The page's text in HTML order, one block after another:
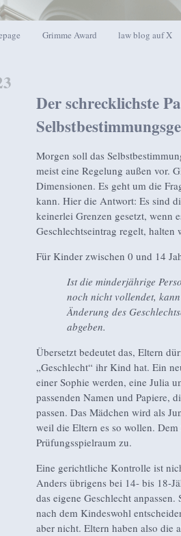
wechselnInhalt wechseln
Grimme Award law blog auf X
Der schrecklichste
Morgen soll das
meist eine Regelung außen vor.
Dimensionen. Es geht um die
kann. Hier die Antwort: Es sind
keinerlei Grenzen gesetzt, wenn
Geschlechtseintrag regelt,
Für Kinder zwischen 0 und 14
Ist die minderjährige
noch nicht vollendet,
Änderung des
abgeben.
Übersetzt bedeutet das, Eltern
„Geschlecht“ ihr Kind hat. Ein
einer Sophie werden, eine Julia
passenden Namen und Papiere,
passen. Das Mädchen wird als
weil die Eltern es so wollen.
Prüfungsspielraum zu.
Eine gerichtliche Kontrolle ist
Anders übrigens bei 14- bis 18-
das eigene Geschlecht
nach dem Kindeswohl
aber nicht. Eltern haben also die